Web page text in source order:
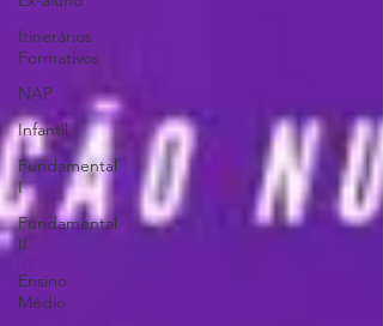
Itinerários
Formativos
NAP
Infantil
Fundamental
I
Fundamental
II
Ensino
Médio